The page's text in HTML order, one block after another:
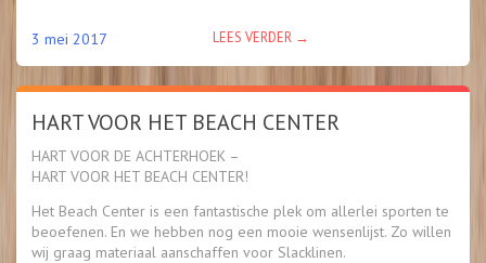
LEES VERDER
“RABOBANKACTIE:
DE
ACHTERHOEK,
CENTER!”
→
3 mei 2017
HART VOOR HET BEACH CENTER
HART VOOR DE ACHTERHOEK –
HART VOOR HET BEACH CENTER!
Het Beach Center is een fantastische plek om allerlei sporten te
beoefenen. En we hebben nog een mooie wensenlijst. Zo willen
wij graag materiaal aanschaffen voor Slacklinen.